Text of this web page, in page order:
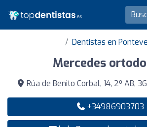
Dentistas en
Mercedes
Rúa de Benito Corbal, 14, 2º AB,
+34986903703